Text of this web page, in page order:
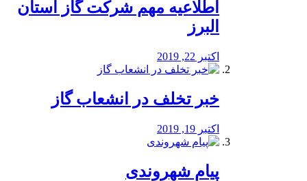
️اطلاعیه مهم شرکت گاز استان
البرز
اکتبر 22, 2019
خبر تخلف در انشعاب گاز
اکتبر 19, 2019
پیام شهروندی